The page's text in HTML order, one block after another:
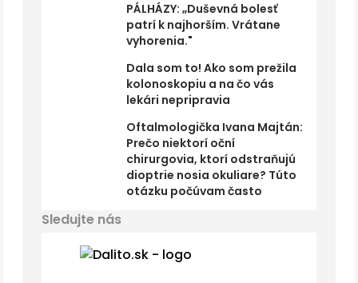
PÁLHÁZY: „Duševná bolesť
patrí k najhorším. Vrátane
vyhorenia."
Dala som to! Ako som prežila
kolonoskopiu a na čo vás
lekári nepripravia
Oftalmologička Ivana Majtán:
Prečo niektorí oční
chirurgovia, ktorí odstraňujú
dioptrie nosia okuliare? Túto
otázku počúvam často
Sledujte nás